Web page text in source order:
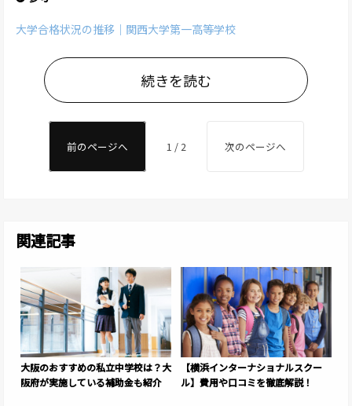
大学合格状況の推移｜関西大学第一高等学校
続きを読む
前のページへ 1 / 2 次のページへ
関連記事
大阪のおすすめの私立中学校は？大
阪府が実施している補助金も紹介
【横浜インターナショナルスクー
ル】費用や口コミを徹底解説！